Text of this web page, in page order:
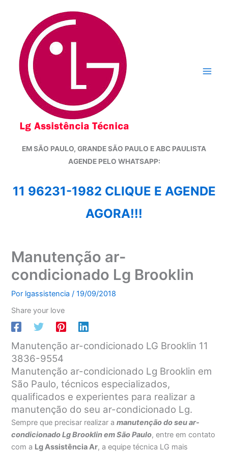
conteúdo
EM SÃO PAULO, GRANDE SÃO PAULO E ABC PAULISTA
AGENDE PELO WHATSAPP:
11 96231-1982 CLIQUE E AGENDE
AGORA!!!
Manutenção ar-
condicionado Lg Brooklin
Por lgassistencia/19/09/2018
Share your love
Manutenção ar-condicionado LG Brooklin 11
3836-9554
Manutenção ar-condicionado Lg Brooklin em
São Paulo, técnicos especializados,
qualificados e experientes para realizar a
manutenção do seu ar-condicionado Lg.
Sempre que precisar realizar amanutenção do seu ar-
condicionado Lg Brooklin em São Paulo, entre em contato
com a Lg Assistência Ar, a equipe técnica LG mais